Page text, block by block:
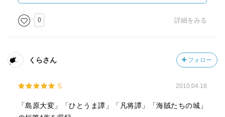
せん。
0 詳細をみる
くらさん フォロー
5 2010.04.18
「島原大変」「ひとうま譚」「凡将譚」「海賊たちの城」